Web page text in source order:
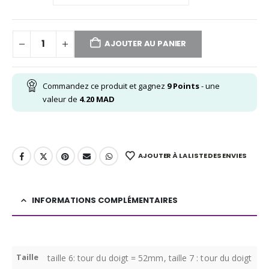
AJOUTER AU PANIER
Commandez ce produit et gagnez 9Points- une
valeur de 4.20 MAD
AJOUTER À LA LISTE DES ENVIES
INFORMATIONS COMPLÉMENTAIRES
Taille
taille 6: tour du doigt = 52mm, taille 7 : tour du doigt